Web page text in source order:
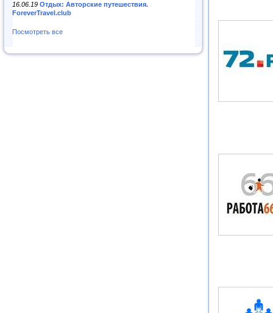
16.06.19 Отдых: Авторские путешествия.
ForeverTravel.club
Посмотреть все